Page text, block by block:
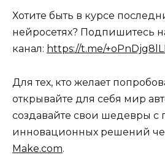
Хотите быть в курсе
нейросетях? Подпишитесь
канал: https://t.me/
Для тех, кто желает
открывайте для себя мир
создавайте свои шедевры
инновационных решений
Make.com.